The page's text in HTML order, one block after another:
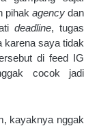
pihak agency
deadline, tugas
di feed IG
kayaknya nggak